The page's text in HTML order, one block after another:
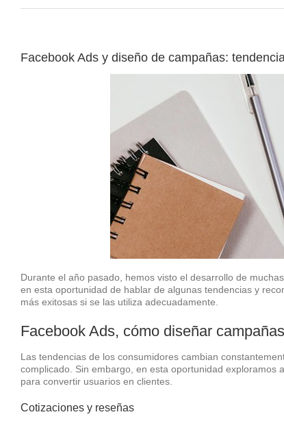
Facebook Ads y diseño de campañas:
Durante el año pasado, hemos visto el desarrollo de
en esta oportunidad de hablar de algunas tendencias y
más exitosas si se las utiliza adecuadamente.
Facebook Ads, cómo diseñar
Las tendencias de los consumidores cambian
complicado. Sin embargo, en esta oportunidad exploramos
para convertir usuarios en clientes.
Cotizaciones y reseñas